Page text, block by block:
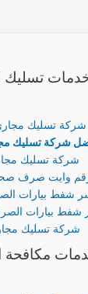
تسليك
شركة تسليك
شركة تسليك
شركة تسليك
وايت صرف
شفط بيارات
شفط بيارات
شركة تسليك
مكافحة